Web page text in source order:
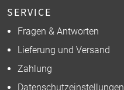
SERVICE
Fragen & Antworten
Lieferung und Versand
Zahlung
Datenschutzeinstellungen